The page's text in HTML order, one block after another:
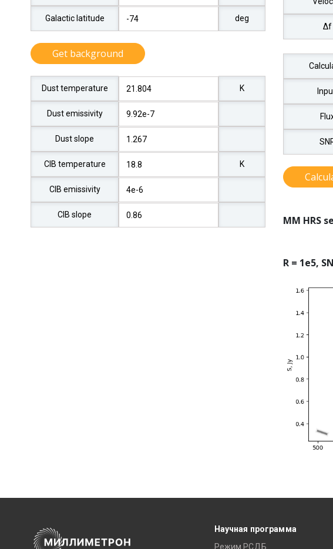
Galactic latitude deg
Get background
Dust temperature K
Dust emissivity
Dust slope
CIB temperature K
CIB emissivity
CIB slope
Δf
MM HRS
R = 1e5,
Научная программа
Режим РСДБ